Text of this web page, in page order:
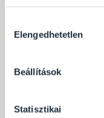
Ennek a
soha semmilyen
és később bármikor
kiválasztása
Elengedhetetlen
Beállítások
Statisztikai
zuhanykabinta
Ha igazán
megoldásra
opciónak két fő
zuhanykabin